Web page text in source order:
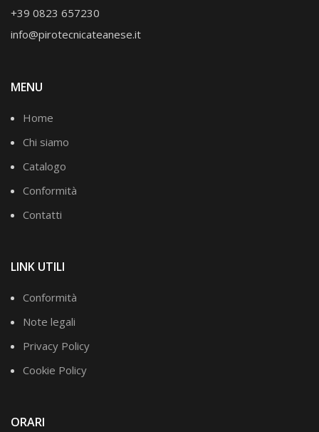
+39 0823 657230
info@pirotecnicateanese.it
MENU
Home
Chi siamo
Catalogo
Conformità
Contatti
LINK UTILI
Conformità
Note legali
Privacy Policy
Cookie Policy
ORARI